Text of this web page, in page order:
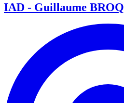
IAD - Guillaume